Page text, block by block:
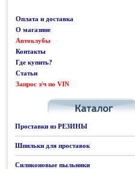
Оплата и доставка
О магазине
Автоклубы
Контакты
Где купить?
Статьи
Запрос з/ч по VIN
Проставки из РЕЗИНЫ
Шпильки для проставок
Силиконовые пыльники